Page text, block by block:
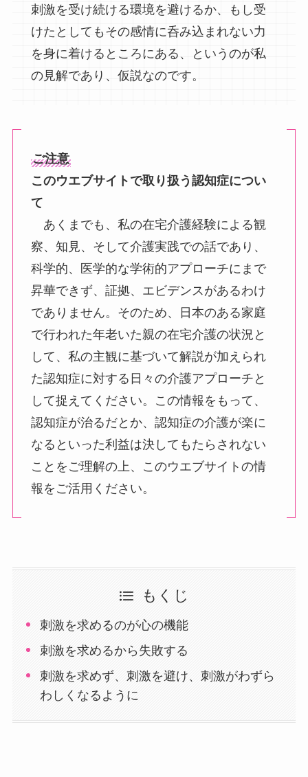
刺激を受け続ける環境を避けるか、もし受
けたとしてもその感情に呑み込まれない力
を身に着けるところにある、というのが私
の見解であり、仮説なのです。
ご注意
このウエブサイトで取り扱う認知症につい
て
あくまでも、私の在宅介護経験による観
察、知見、そして介護実践での話であり、
科学的、医学的な学術的アプローチにまで
昇華できず、証拠、エビデンスがあるわけ
でありません。そのため、日本のある家庭
で行われた年老いた親の在宅介護の状況と
して、私の主観に基づいて解説が加えられ
た認知症に対する日々の介護アプローチと
して捉えてください。この情報をもって、
認知症が治るだとか、認知症の介護が楽に
なるといった利益は決してもたらされない
ことをご理解の上、このウエブサイトの情
報をご活用ください。
もくじ
刺激を求めるのが心の機能
刺激を求めるから失敗する
刺激を求めず、刺激を避け、刺激がわずら
わしくなるように